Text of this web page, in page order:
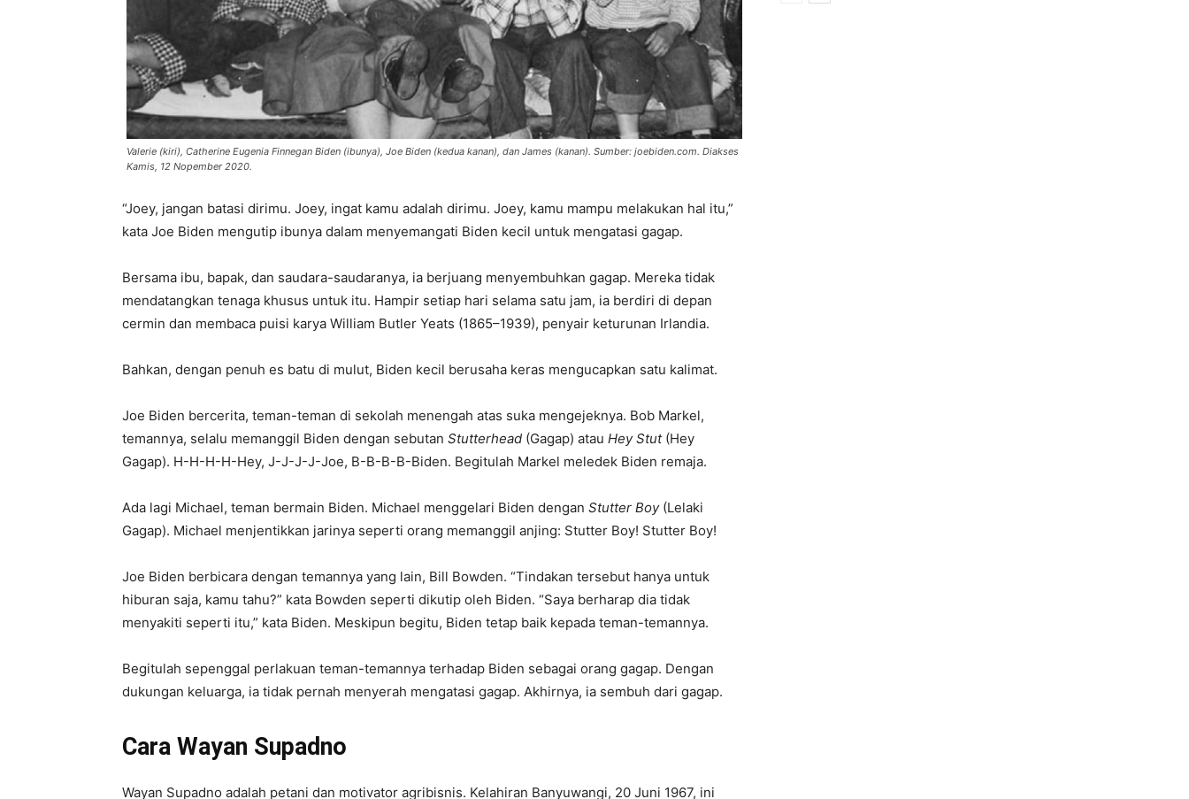
Valerie (kiri), Catherine Eugenia Finnegan Biden (ibunya), Joe Biden (kedua kanan), dan James (kanan). Sumber: joebiden.com. Diakses
Kamis, 12 Nopember 2020.
“Joey, jangan batasi dirimu. Joey, ingat kamu adalah dirimu. Joey, kamu mampu melakukan hal itu,”
kata Joe Biden mengutip ibunya dalam menyemangati Biden kecil untuk mengatasi gagap.
Bersama ibu, bapak, dan saudara-saudaranya, ia berjuang menyembuhkan gagap. Mereka tidak
mendatangkan tenaga khusus untuk itu. Hampir setiap hari selama satu jam, ia berdiri di depan
cermin dan membaca puisi karya William Butler Yeats (1865–1939), penyair keturunan Irlandia.
Bahkan, dengan penuh es batu di mulut, Biden kecil berusaha keras mengucapkan satu kalimat.
Joe Biden bercerita, teman-teman di sekolah menengah atas suka mengejeknya. Bob Markel,
temannya, selalu memanggil Biden dengan sebutan Stutterhead (Gagap) atau Hey Stut(Hey
Gagap). H-H-H-H-Hey, J-J-J-J-Joe, B-B-B-B-Biden. Begitulah Markel meledek Biden remaja.
Ada lagi Michael, teman bermain Biden. Michael menggelari Biden dengan Stutter Boy(Lelaki
Gagap). Michael menjentikkan jarinya seperti orang memanggil anjing: Stutter Boy! Stutter Boy!
Joe Biden berbicara dengan temannya yang lain, Bill Bowden. “Tindakan tersebut hanya untuk
hiburan saja, kamu tahu?” kata Bowden seperti dikutip oleh Biden. “Saya berharap dia tidak
menyakiti seperti itu,” kata Biden. Meskipun begitu, Biden tetap baik kepada teman-temannya.
Begitulah sepenggal perlakuan teman-temannya terhadap Biden sebagai orang gagap. Dengan
dukungan keluarga, ia tidak pernah menyerah mengatasi gagap. Akhirnya, ia sembuh dari gagap.
Cara Wayan Supadno
Wayan Supadno adalah petani dan motivator agribisnis. Kelahiran Banyuwangi, 20 Juni 1967, ini